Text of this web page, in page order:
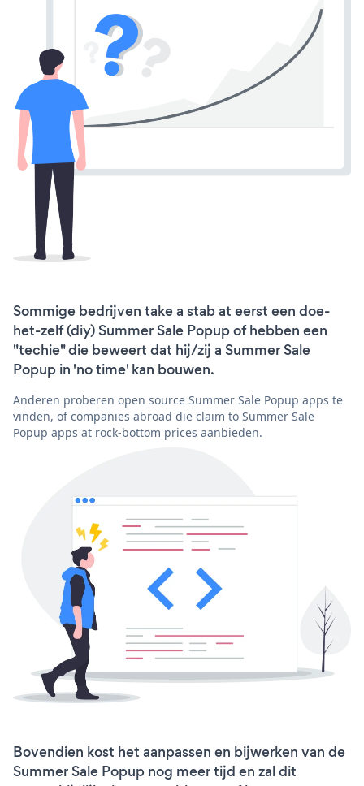
Sommige bedrijven take a stab at eerst een doe-
het-zelf (diy) Summer Sale Popup of hebben een
"techie" die beweert dat hij/zij a Summer Sale
Popup in 'no time' kan bouwen.
Anderen proberen open source Summer Sale Popup apps te
vinden, of companies abroad die claim to Summer Sale
Popup apps at rock-bottom prices aanbieden.
Bovendien kost het aanpassen en bijwerken van de
Summer Sale Popup nog meer tijd en zal dit